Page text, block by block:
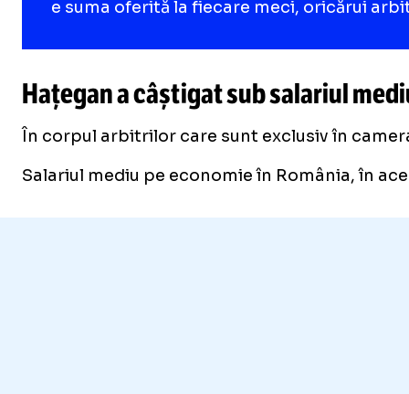
e suma oferită la fiecare meci, oricărui
Hațegan a câștigat sub salariul
În corpul arbitrilor care sunt exclusiv în
Salariul mediu pe economie în România, în